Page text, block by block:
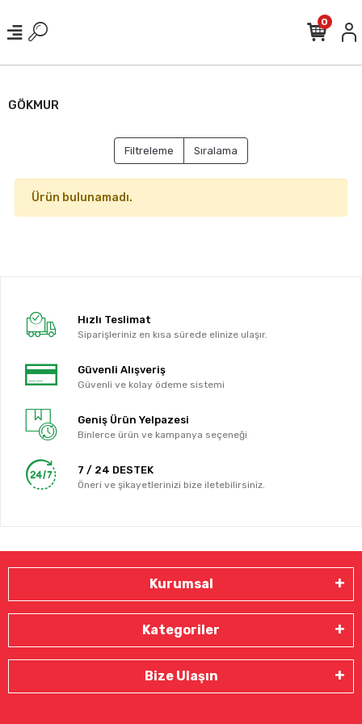
0
GÖKMUR
Filtreleme Sıralama
Ürün bulunamadı.
Hızlı Teslimat
Siparişleriniz en kısa sürede elinize ulaşır.
Güvenli Alışveriş
Güvenli ve kolay ödeme sistemi
Geniş Ürün Yelpazesi
Binlerce ürün ve kampanya seçeneği
7 / 24 DESTEK
Öneri ve şikayetlerinizi bize iletebilirsiniz.
Kurumsal
Kategoriler
Bize Ulaşın